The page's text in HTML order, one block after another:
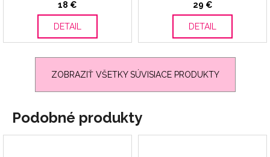
18 €
DETAIL
29 €
DETAIL
ZOBRAZIŤ VŠETKY SÚVISIACE PRODUKTY
Podobné produkty